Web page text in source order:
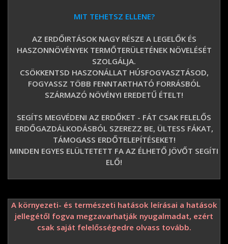
MIT TEHETSZ ELLENE?
AZ ERDŐIRTÁSOK NAGY RÉSZE A LEGELŐK ÉS
HASZONNÖVÉNYEK TERMŐTERÜLETÉNEK NÖVELÉSÉT
SZOLGÁLJA.
CSÖKKENTSD HASZONÁLLAT HÚSFOGYASZTÁSOD,
FOGYASSZ TÖBB FENNTARTHATÓ FORRÁSBÓL
SZÁRMAZÓ NÖVÉNYI EREDETŰ ÉTELT!
SEGÍTS MEGVÉDENI AZ ERDŐKET - FÁT CSAK FELELŐS
ERDŐGAZDÁLKODÁSBÓL SZEREZZ BE, ÜLTESS FÁKAT,
TÁMOGASS ERDŐTELEPÍTÉSEKET!
MINDEN EGYES ELÜLTETETT FA AZ ÉLHETŐ JÖVŐT SEGÍTI
ELŐ!
A környezeti- és természeti hatások leírásai a hatások
jellegétől fogva megzavarhatják nyugalmadat, ezért
csak saját felelősségedre olvass tovább.